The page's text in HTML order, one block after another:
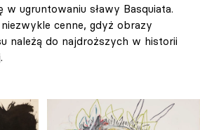
w ugruntowaniu sławy Basquiata.
cenne, gdyż obrazy
należą do najdroższych w historii